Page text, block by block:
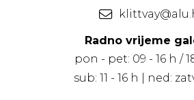
Radno vrijeme
pon - pet: 09 - 16 h /
sub: 11 - 16 h | ned: